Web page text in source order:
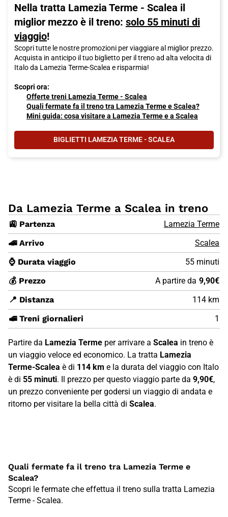
Nella tratta Lamezia Terme - Scalea il
miglior mezzo è il treno: solo 55 minuti di
viaggio!
Scopri tutte le nostre promozioni per viaggiare al miglior prezzo.
Acquista in anticipo il tuo biglietto per il treno ad alta velocita di
Italo da Lamezia Terme-Scalea e risparmia!
Scopri ora:
Offerte treni Lamezia Terme - Scalea
Quali fermate fa il treno tra Lamezia Terme e Scalea?
Mini guida: cosa visitare a Lamezia Terme e a Scalea
BIGLIETTI LAMEZIA TERME - SCALEA
Da Lamezia Terme a Scalea in treno
🚉 Partenza
Lamezia Terme
🚄 Arrivo
Scalea
⌚ Durata viaggio
55 minuti
💰 Prezzo
A partire da 9,90€
📍 Distanza
114 km
🚅 Treni giornalieri
1
Partire da Lamezia Terme per arrivare a Scalea in treno è
un viaggio veloce ed economico. La tratta Lamezia
Terme-Scalea è di 114 km e la durata del viaggio con Italo
è di 55 minuti. Il prezzo per questo viaggio parte da 9,90€,
un prezzo conveniente per godersi un viaggio di andata e
ritorno per visitare la bella città di Scalea.
Quali fermate fa il treno tra Lamezia Terme e
Scalea?
Scopri le fermate che effettua il treno sulla tratta Lamezia
Terme - Scalea.